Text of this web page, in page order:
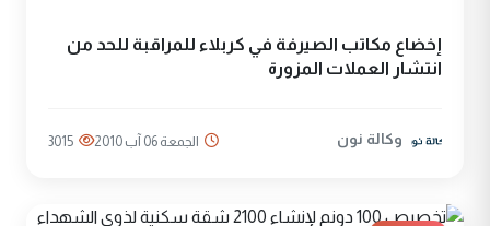
إخضاع مكاتب الصيرفة في كربلاء للمراقبة للحد من
انتشار العملات المزورة
وكالة نون الجمعة 06 آب 2010 3015